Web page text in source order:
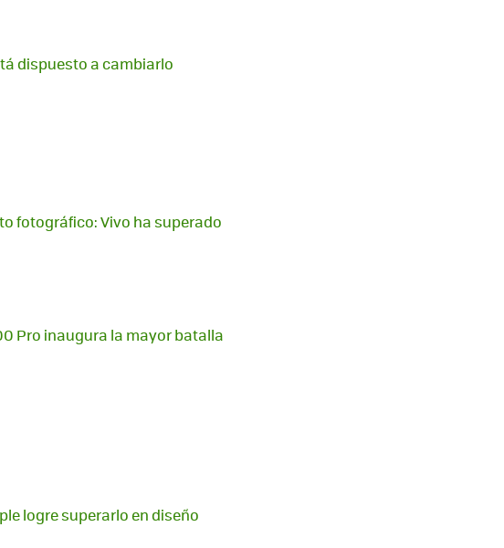
dispuesto a cambiarlo
fotográfico: Vivo ha superado
Pro inaugura la mayor batalla
logre superarlo en diseño